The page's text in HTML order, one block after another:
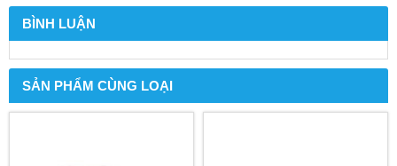
BÌNH LUẬN
SẢN PHẨM CÙNG LOẠI